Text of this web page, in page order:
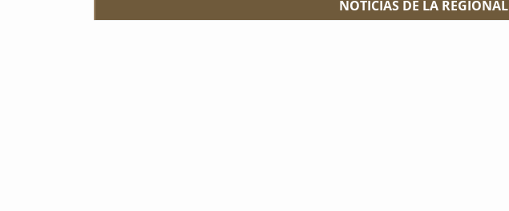
NOTICIAS DE LA REGIONAL